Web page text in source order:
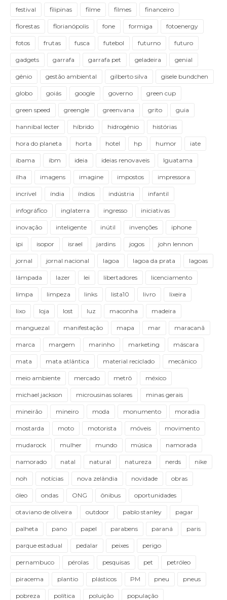
festival filipinas filme filmes financeiro
florestas florianópolis fone formiga fotoenergy
fotos frutas fusca futebol futurno futuro
gadgets garrafa garrafa pet geladeira genial
gênio gestão ambiental gilberto silva gisele bundchen
globo goiás google governo green cup
green speed greengle greenvana grito guia
hannibal lecter híbrido hidrogênio histórias
hora do planeta horta hotel hp humor iate
ibama ibm ideia ideias renovaveis Iguatama
ilha imagens imagine impostos impressora
incrível índia índios indústria infantil
infográfico inglaterra ingresso iniciativas
inovação inteligente inútil invenções iphone
ipi isopor israel jardins jogos john lennon
jornal jornal nacional lagoa lagoa da prata lagoas
lâmpada lazer lei libertadores licenciamento
limpa limpeza links lista10 livro lixeira
lixo loja lost luz maconha madeira
manguezal manifestação mapa mar maracanã
marca margem marinho marketing máscara
mata mata atlântica material reciclado mecânico
meio ambiente mercado metrô méxico
michael jackson microusinas solares minas gerais
mineirão mineiro moda monumento moradia
mostarda moto motorista móveis movimento
mudarock mulher mundo música namorada
namorado natal natural natureza nerds nike
noh notícias nova zelândia novidade obras
óleo ondas ONG ônibus oportunidades
otaviano de oliveira outdoor pablo stanley pagar
palheta pano papel parabens paraná paris
parque estadual pedalar peixes perigo
pernambuco pérolas pesquisas pet petróleo
piracema plantio plásticos PM pneu pneus
pobreza política poluição população